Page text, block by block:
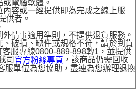
電腦軟體。
容或一經提供即為完成之線上服
供者。
情事適用準則，不提供退貨服務。
破損、缺件或規格不符，請於到貨
服專線0800-889-898轉1，並提供
司 官方粉絲專頁 ，該商品仍需回收
服單位為您協助，盡速為您辦理退換